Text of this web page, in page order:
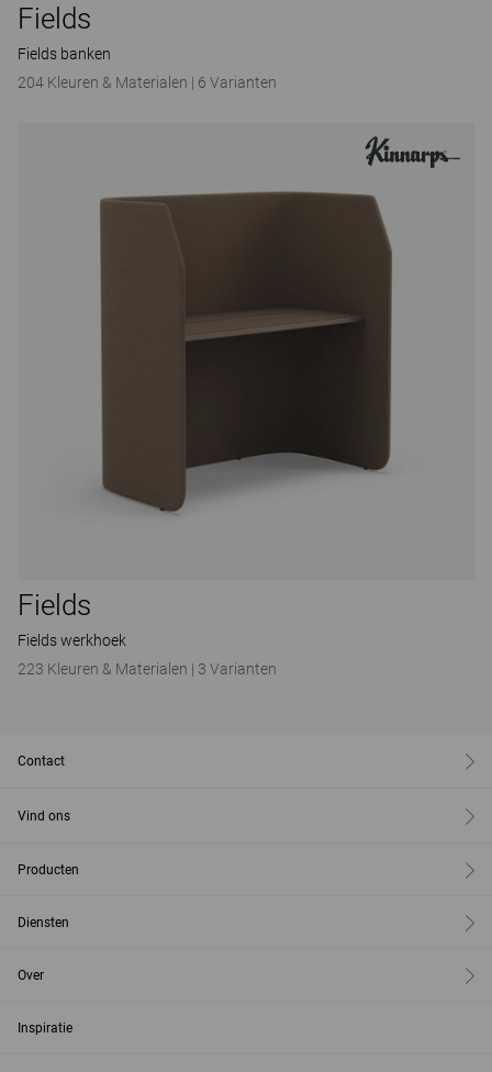
Fields
Fields banken
204 Kleuren & Materialen | 6 Varianten
Fields
Fields werkhoek
223 Kleuren & Materialen | 3 Varianten
Contact
Vind ons
Producten
Diensten
Over
Inspiratie